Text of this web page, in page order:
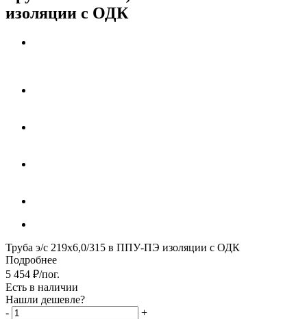
изоляции с ОДК
Труба э/с 219х6,0/315 в ППУ-ПЭ изоляции с ОДК
Подробнее
5 454 ₽/пог.
Есть в наличии
Нашли дешевле?
-
+